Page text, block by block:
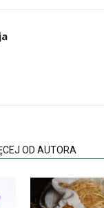
OD AUTORA